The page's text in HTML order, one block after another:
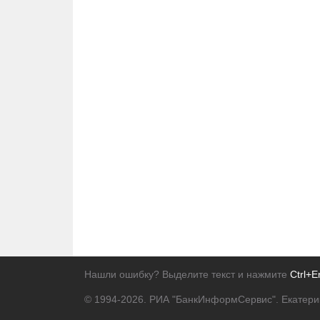
Нашли ошибку? Выделите текст и нажмите
© 1994-2026. РИА "БанкИнформСервис".